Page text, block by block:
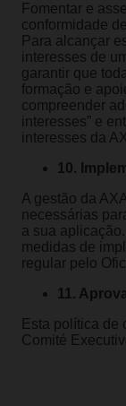
Fomentar e
conformidade
Para alcançar
interesses de
garantir que
formação e
compreender
interesses” e
interesses da
10.
A gestão da
necessárias
a sua
medidas de
regular pelo
11.
Esta política de
Comité